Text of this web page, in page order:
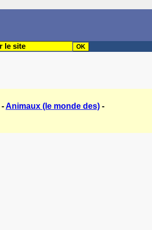
-Animaux (le monde des) -